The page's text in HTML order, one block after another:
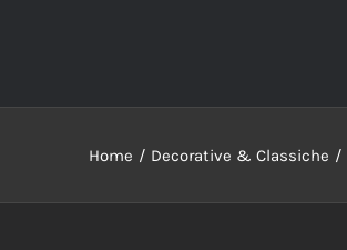
Home Decorative & Classiche